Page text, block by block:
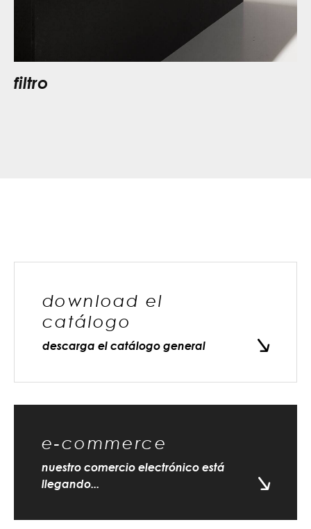
filtro
download el
catálogo
descarga el catálogo general
e-commerce
nuestro comercio electrónico está
llegando...